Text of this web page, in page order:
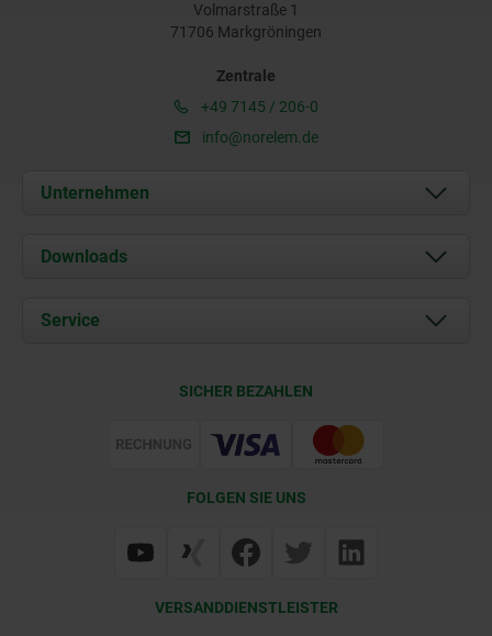
Volmarstraße 1
71706 Markgröningen
Zentrale
+49 7145 / 206-0
info@norelem.de
Unternehmen
Über uns
Karriere
Downloads
Dokumente
Service
Web Support
SICHER BEZAHLEN
FOLGEN SIE UNS
VERSANDDIENSTLEISTER